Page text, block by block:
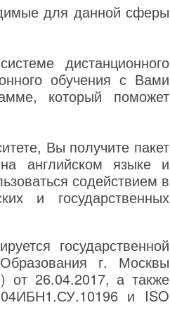
для данной сферы
дистанционного
обучения с Вами
который поможет
Вы получите пакет
английском языке и
содействием в
и государственных
государственной
г. Москвы
от 26.04.2017, а также
и ISO